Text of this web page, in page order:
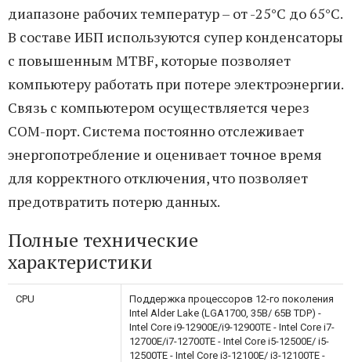
диапазоне рабочих температур – от -25°C до 65°C.
В составе ИБП используются супер конденсаторы
с повышенным MTBF, которые позволяет
компьютеру работать при потере электроэнергии.
Связь с компьютером осуществляется через
COM-порт. Система постоянно отслеживает
энергопотребление и оценивает точное время
для корректного отключения, что позволяет
предотвратить потерю данных.
Полные технические
характеристики
CPU
Поддержка процессоров 12-го поколения
Intel Alder Lake (LGA1700, 35В/ 65В TDP) -
Intel Core i9-12900E/i9-12900TE - Intel Core i7-
12700E/i7-12700TE - Intel Core i5-12500E/ i5-
12500TE - Intel Core i3-12100E/ i3-12100TE -